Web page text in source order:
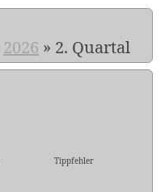
2026 » 2. Quartal
Tippfehler